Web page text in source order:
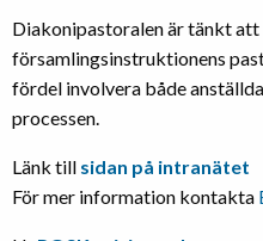
Diakonipastoralen är tänkt
församlingsinstruktionens
fördel involvera både
processen.
Länk till sidan på intranätet
För mer information kontakta